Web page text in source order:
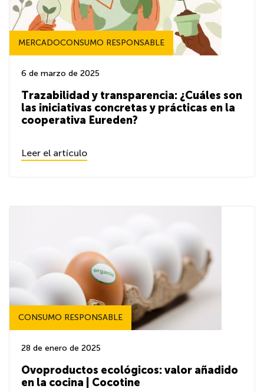
MERCADOCONSUMO RESPONSABLE
6 de marzo de 2025
Trazabilidad y transparencia: ¿Cuáles son
las iniciativas concretas y prácticas en la
cooperativa Eureden?
Leer el artículo
CONSUMO RESPONSABLE
28 de enero de 2025
Ovoproductos ecológicos: valor añadido
en la cocina | Cocotine